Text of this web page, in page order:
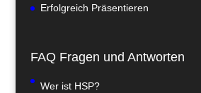
Erfolgreich Präsentieren
FAQ Fragen und Antworten
Wer ist HSP?